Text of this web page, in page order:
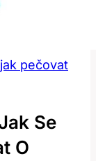
jak pečovat
Se
O